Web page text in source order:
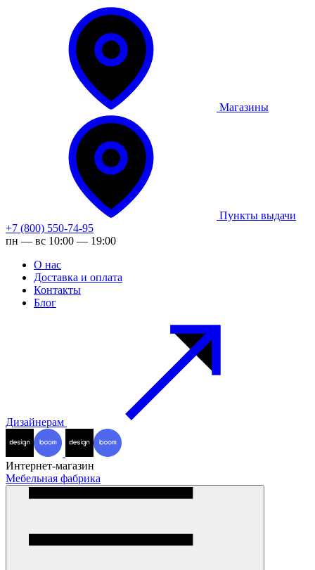
Магазины
Пункты выдачи
+7 (800) 550-74-95
пн — вс 10:00 — 19:00
О нас
Доставка и оплата
Контакты
Блог
Дизайнерам
Интернет-магазин
Мебельная фабрика